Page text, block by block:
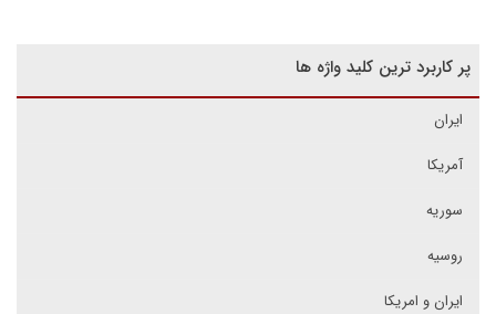
پر کاربرد ترین کلید واژه ها
ایران
آمریکا
سوریه
روسیه
ایران و امریکا